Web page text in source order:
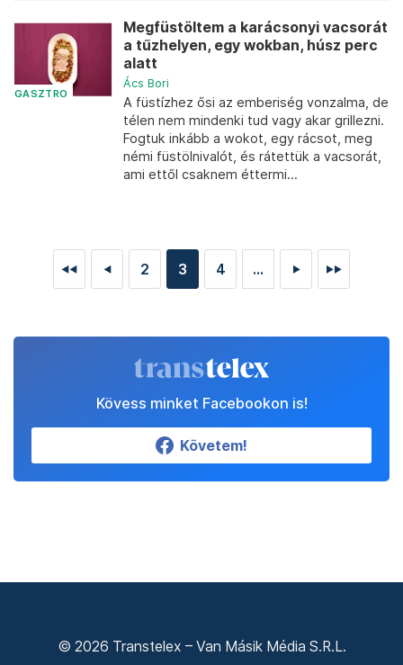
GASZTRO
Megfüstöltem a karácsonyi vacsorát
a tűzhelyen, egy wokban, húsz perc
alatt
Ács Bori
A füstízhez ősi az emberiség vonzalma, de
télen nem mindenki tud vagy akar grillezni.
Fogtuk inkább a wokot, egy rácsot, meg
némi füstölnivalót, és rátettük a vacsorát,
ami ettől csaknem éttermi...
◄◄ ◄ 2 3 4 ... ► ►►
Kövess minket Facebookon is!
Követem!
© 2026 Transtelex – Van Másik Média S.R.L.